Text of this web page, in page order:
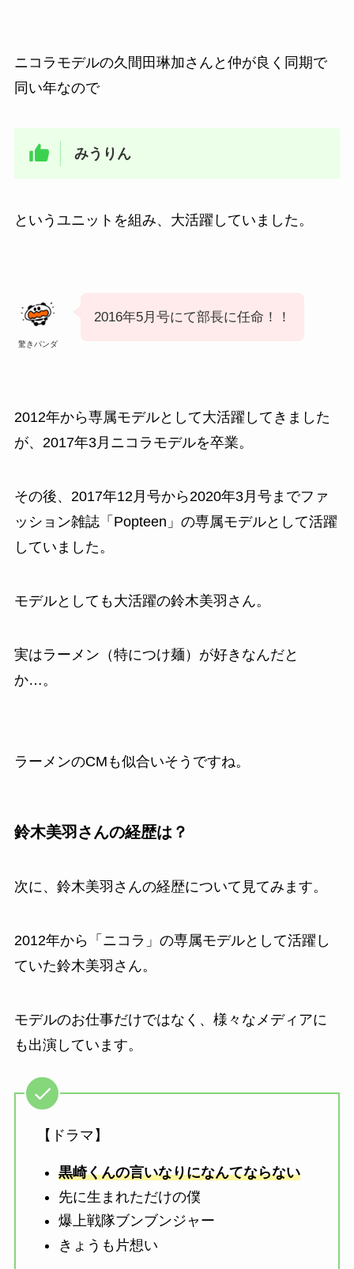
ニコラモデルの久間田琳加さんと仲が良く同期で
同い年なので
みうりん
というユニットを組み、大活躍していました。
驚きパンダ
2016年5月号にて部長に任命！！
2012年から専属モデルとして大活躍してきました
が、2017年3月ニコラモデルを卒業。
その後、2017年12月号から2020年3月号までファ
ッション雑誌「Popteen」の専属モデルとして活躍
していました。
モデルとしても大活躍の鈴木美羽さん。
実はラーメン（特につけ麺）が好きなんだと
か…。
ラーメンのCMも似合いそうですね。
鈴木美羽さんの経歴は？
次に、 鈴木美羽さんの経歴について見てみます。
2012年から「ニコラ」の専属モデルとして活躍し
ていた鈴木美羽さん。
モデルのお仕事だけではなく、様々なメディアに
も出演しています。
【ドラマ】
黒崎くんの言いなりになんてならない
先に生まれただけの僕
爆上戦隊ブンブンジャー
きょうも片想い